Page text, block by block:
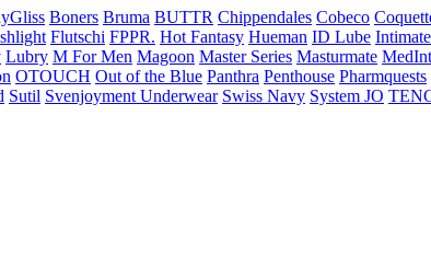
Boners Bruma BUTTR Chippendales Cobeco
Flutschi FPPR. Hot Fantasy Hueman ID Lube Intimate
Lubry M For Men Magoon Master Series Masturmate
OTOUCH Out of the Blue Panthra Penthouse Pharmquests
Sutil Svenjoyment Underwear Swiss Navy System JO